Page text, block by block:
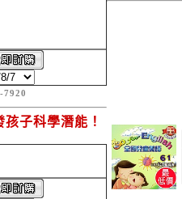
-7920
孩子科學潛能！